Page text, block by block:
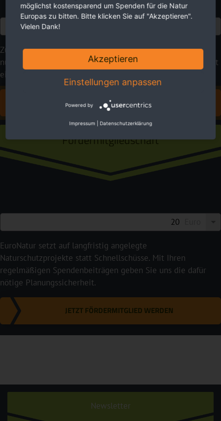
Zukunft braucht Natur. Wir setzen uns für sie ein. Bitte
nutzen Sie Ihre Möglichkeiten, um zu helfen. Ihre Spende ist
ein wirkungsvoller Beitrag für eine lebenswerte Umwelt.
FÜR EUROPAS NATUR SPENDEN
Fördermitgliedschaft
EuroNatur setzt auf langfristig angelegte
Naturschutzprojekte statt Schnellschüsse. Mit Ihren
regelmäßigen Spendenbeiträgen geben Sie uns die dafür
nötige Planungssicherheit.
JETZT FÖRDERMITGLIED WERDEN
Newsletter
möglichst kostensparend um Spenden für die Natur
Europas zu bitten. Bitte klicken Sie auf "Akzeptieren".
Vielen Dank!
Akzeptieren
Einstellungen anpassen
Powered by
Impressum Datenschutzerklärung